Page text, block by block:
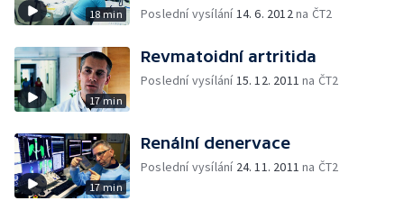
18 min Poslední vysílání14. 6. 2012na ČT2
17 min
Revmatoidní artritida
Poslední vysílání15. 12. 2011 na ČT2
17 min
Renální denervace
Poslední vysílání 24. 11. 2011 na ČT2